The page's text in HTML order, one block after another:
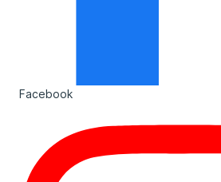
Facebook